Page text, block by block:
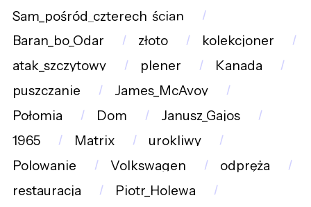
Sam_pośród_czterech_ścian
Baran_bo_Odar
złoto
kolekcjoner
atak_szczytowy
plener
Kanada
puszczanie
James_McAvoy
Połomia
Dom
Janusz_Gajos
1965
Matrix
urokliwy
Polowanie
Volkswagen
odpręża
restauracja
Piotr_Holewa